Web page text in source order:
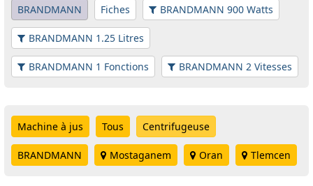
BRANDMANN Fiches BRANDMANN 900 Watts
BRANDMANN 1.25 Litres
BRANDMANN 1 Fonctions BRANDMANN 2 Vitesses
Machine à jus Tous Centrifugeuse
BRANDMANN Mostaganem Oran Tlemcen